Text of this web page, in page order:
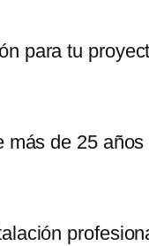
para tu
de 25